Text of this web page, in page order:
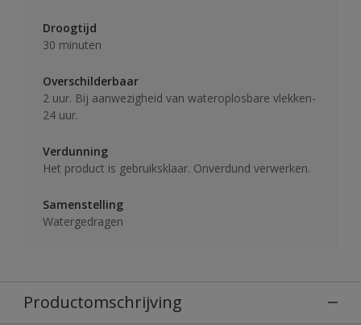
Droogtijd
30 minuten
Overschilderbaar
2 uur. Bij aanwezigheid van wateroplosbare vlekken-
24 uur.
Verdunning
Het product is gebruiksklaar. Onverdund verwerken.
Samenstelling
Watergedragen
Productomschrijving